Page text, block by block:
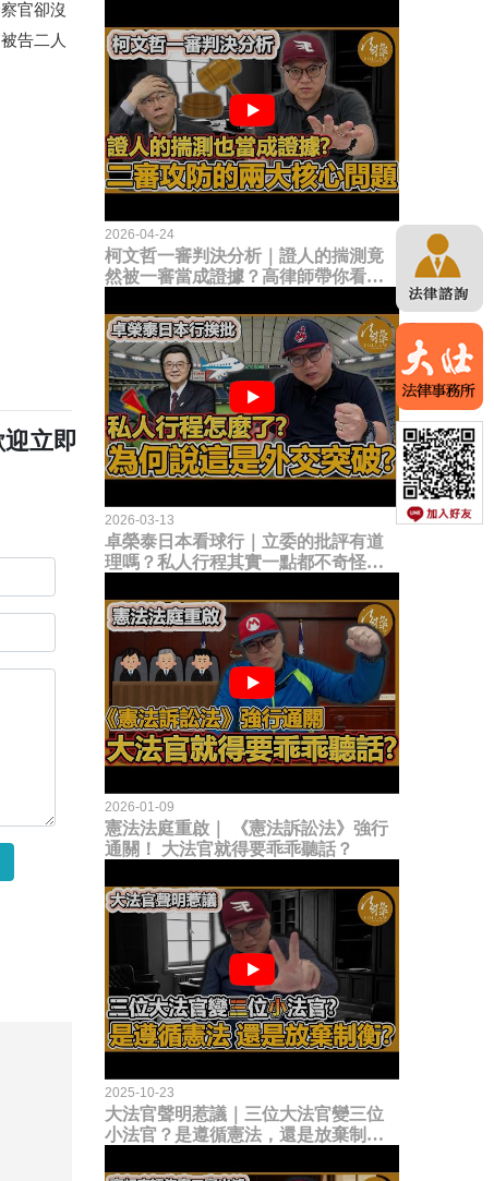
官卻沒
告二人
立即
2026-04-24
柯文哲一審判決分析｜證人的揣測竟
然被一審當成證據？高律師帶你看未
2026-03-13
卓榮泰日本看球行｜立委的批評有道
理嗎？私人行程其實一點都不奇怪？
2026-01-09
憲法法庭重啟｜ 《憲法訴訟法》強行
通關！ 大法官就得要乖乖聽話？
2025-10-23
大法官聲明惹議｜三位大法官變三位
小法官？是遵循憲法，還是放棄制衡